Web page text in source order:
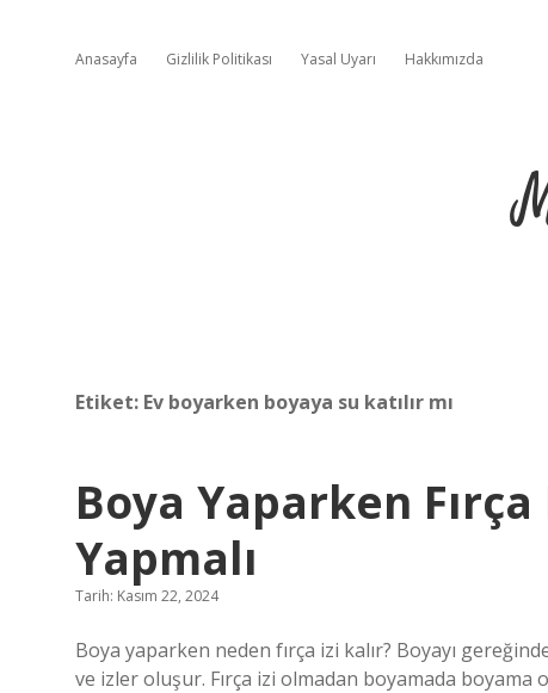
Anasayfa Gizlilik Politikası Yasal Uyarı Hakkımızda
Etiket: Ev boyarken boyaya su katılır mı
Boya Yaparken
Yapmalı
Tarih: Kasım 22, 2024
Boya yaparken neden fırça izi kalır? Boyayı
ve izler oluşur. Fırça izi olmadan boyamada